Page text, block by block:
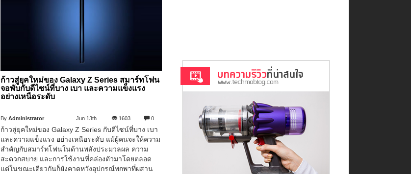
ก้าวสู่ยุคใหม่ของ Galaxy Z Series สมาร์ทโฟน
จอพับกับดีไซน์ที่บาง เบา และความแข็งแรง
อย่างเหนือระดับ
ByAdministrator Jun 13th 1603 0
ก้าวสู่ยุคใหม่ของ Galaxy Z Series กับดีไซน์ที่บาง เบา
และความแข็งแรง อย่างเหนือระดับ แม้ผู้คนจะให้ความ
สำคัญกับสมาร์ทโฟนในด้านพลังประมวลผล ความ
สะดวกสบาย และการใช้งานที่คล่องตัวมาโดยตลอด
แต่ในขณะเดียวกันก็ยังคาดหวังอุปกรณ์พกพาที่ผสาน